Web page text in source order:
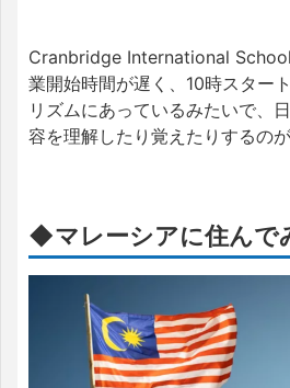
Cranbridge International
業開始時間が遅く、10時スター
リズムにあっているみたいで、
容を理解したり覚えたりするの
◆マレーシアに住んで